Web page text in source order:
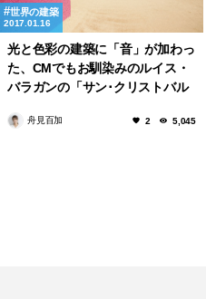
世界の建築
2017.01.16
光と色彩の建築に「音」が加わっ
た、CMでもお馴染みのルイス・
バラガンの「サン･クリストバル
舟見百加 2 5,045